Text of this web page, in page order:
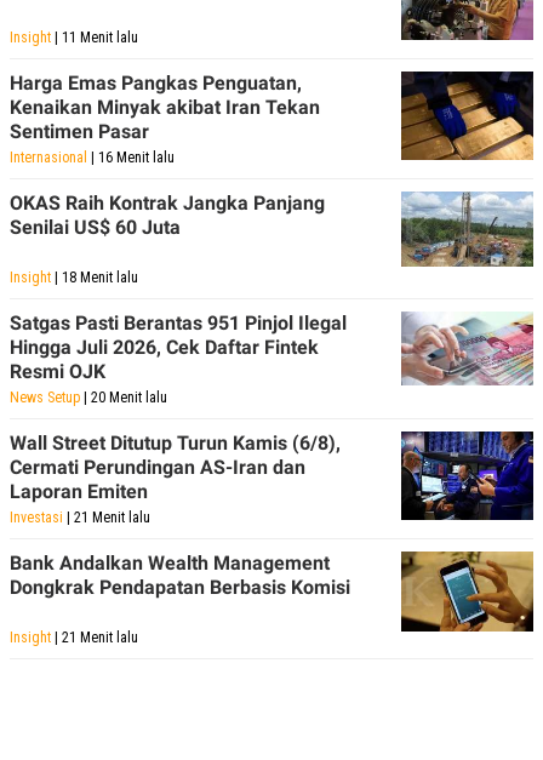
Insight | 11 Menit lalu
Harga Emas Pangkas Penguatan,
Kenaikan Minyak akibat Iran Tekan
Sentimen Pasar
Internasional | 16 Menit lalu
OKAS Raih Kontrak Jangka Panjang
Senilai US$ 60 Juta
Insight | 18 Menit lalu
Satgas Pasti Berantas 951 Pinjol Ilegal
Hingga Juli 2026, Cek Daftar Fintek
Resmi OJK
News Setup | 20 Menit lalu
Wall Street Ditutup Turun Kamis (6/8),
Cermati Perundingan AS-Iran dan
Laporan Emiten
Investasi | 21 Menit lalu
Bank Andalkan Wealth Management
Dongkrak Pendapatan Berbasis Komisi
Insight | 21 Menit lalu